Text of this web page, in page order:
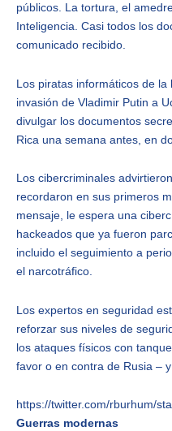
públicos. La tortura, el
Inteligencia. Casi todos los
comunicado recibido.
Los piratas informáticos de
invasión de Vladimir Putin a
divulgar los documentos
Rica una semana antes, en
Los cibercriminales
recordaron en sus primeros
mensaje, le espera una
hackeados que ya fueron
incluido el seguimiento a
el narcotráfico.
Los expertos en seguridad
reforzar sus niveles de
los ataques físicos con
favor o en contra de Rusia –
https://twitter.com/rburhum/
Guerras modernas